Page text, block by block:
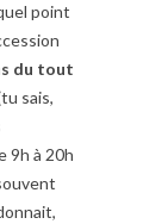
point
du tout
sais,
9h à 20h